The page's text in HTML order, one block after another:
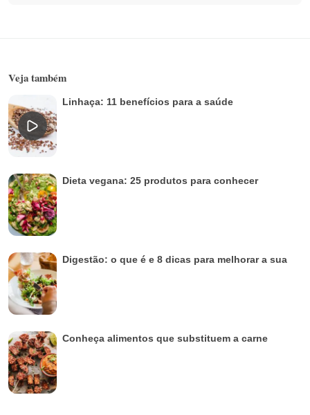
Veja também
Linhaça: 11 benefícios para a saúde
Dieta vegana: 25 produtos para conhecer
Digestão: o que é e 8 dicas para melhorar a sua
Conheça alimentos que substituem a carne